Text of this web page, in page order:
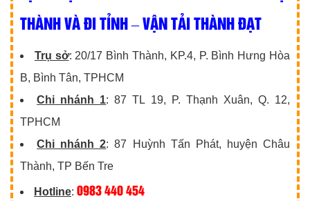
THÀNH VÀ ĐI TỈNH – VẬN TẢI THÀNH ĐẠT
Trụ sở: 20/17 Bình Thành, KP.4, P. Bình Hưng Hòa
B, Bình Tân, TPHCM
Chi nhánh 1: 87 TL 19, P. Thạnh Xuân, Q. 12,
TPHCM
Chi nhánh 2: 87 Huỳnh Tấn Phát, huyện Châu
Thành, TP Bến Tre
Hotline: 0983 440 454